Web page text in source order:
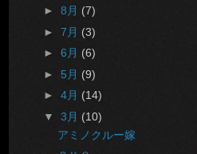
► 8月 (7)
► 7月 (3)
► 6月 (6)
► 5月 (9)
► 4月 (14)
▼ 3月 (10)
アミノクルー嫁